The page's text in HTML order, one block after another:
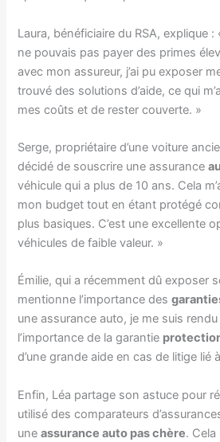
Laura, bénéficiaire du RSA, explique
ne pouvais pas payer des primes
avec mon assureur, j’ai pu exposer
trouvé des solutions d’aide, ce qui
mes coûts et de rester couverte. »
Serge, propriétaire d’une voiture
décidé de souscrire une assurance
véhicule qui a plus de 10 ans. Cela
mon budget tout en étant protégé
plus basiques. C’est une excellente
véhicules de faible valeur. »
Émilie, qui a récemment dû exposer
mentionne l’importance des
une assurance auto, je me suis
l’importance de la garantie
d’une grande aide en cas de litige lié
Enfin, Léa partage son astuce pour
utilisé des comparateurs
uneassurance auto pas chère. Cela